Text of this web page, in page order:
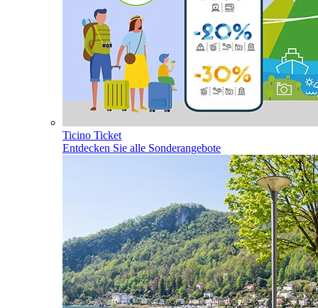
Ticino Ticket
Entdecken Sie alle Sonderangebote